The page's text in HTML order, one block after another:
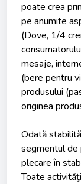
poate crea
pe anumite
(Dove, 1/4
mesaje,
(bere pentru
produsului
originea
Odată
segmentul de
plecare în
Toate